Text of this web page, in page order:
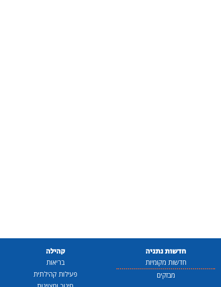
חדשות נתניה
חדשות מקומיות
מבזקים
קהילה
בריאות
פעילות קהילתית